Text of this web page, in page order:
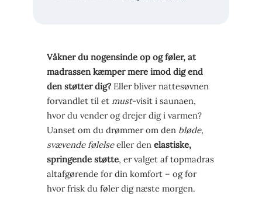
Våkner du nogensinde op og føler, at
madrassen kæmper mere imod dig end
den støtter dig? Eller bliver nattesøvnen
forvandlet til et must-visit i saunaen,
hvor du vender og drejer dig i varmen?
Uanset om du drømmer om den bløde,
svævende følelseeller den elastiske,
springende støtte, er valget af topmadras
altafgørende for din komfort – og for
hvor frisk du føler dig næste morgen.